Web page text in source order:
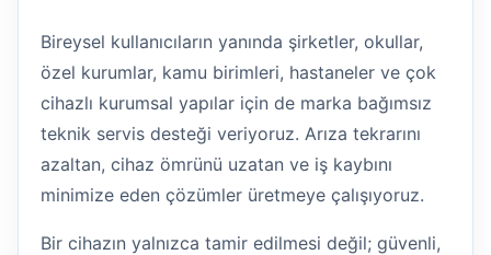
Bireysel kullanıcıların yanında şirketler, okullar,
özel kurumlar, kamu birimleri, hastaneler ve çok
cihazlı kurumsal yapılar için de marka bağımsız
teknik servis desteği veriyoruz. Arıza tekrarını
azaltan, cihaz ömrünü uzatan ve iş kaybını
minimize eden çözümler üretmeye çalışıyoruz.
Bir cihazın yalnızca tamir edilmesi değil; güvenli,